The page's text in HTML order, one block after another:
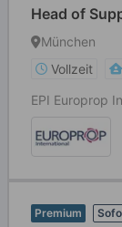
Head of
München
Vollzeit
EPI Europrop
Premium